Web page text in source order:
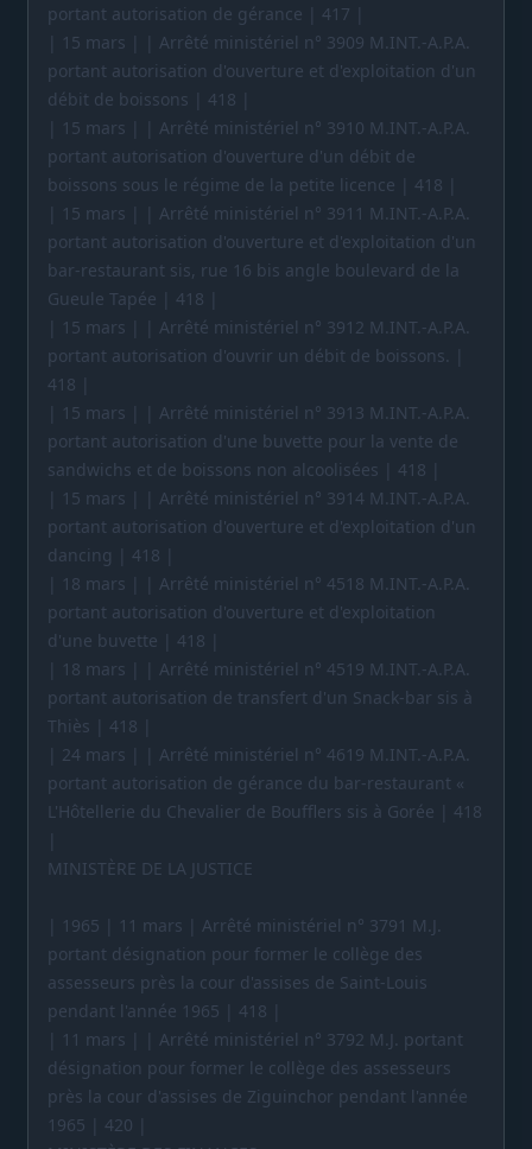
portant autorisation de gérance | 417 |
| 15 mars | | Arrêté ministériel n° 3909 M.INT.-A.P.A.
portant autorisation d'ouverture et d'exploitation d'un
débit de boissons | 418 |
| 15 mars | | Arrêté ministériel n° 3910 M.INT.-A.P.A.
portant autorisation d'ouverture d'un débit de
boissons sous le régime de la petite licence | 418 |
| 15 mars | | Arrêté ministériel n° 3911 M.INT.-A.P.A.
portant autorisation d'ouverture et d'exploitation d'un
bar-restaurant sis, rue 16 bis angle boulevard de la
Gueule Tapée | 418 |
| 15 mars | | Arrêté ministériel n° 3912 M.INT.-A.P.A.
portant autorisation d'ouvrir un débit de boissons. |
418 |
| 15 mars | | Arrêté ministériel n° 3913 M.INT.-A.P.A.
portant autorisation d'une buvette pour la vente de
sandwichs et de boissons non alcoolisées | 418 |
| 15 mars | | Arrêté ministériel n° 3914 M.INT.-A.P.A.
portant autorisation d'ouverture et d'exploitation d'un
dancing | 418 |
| 18 mars | | Arrêté ministériel n° 4518 M.INT.-A.P.A.
portant autorisation d'ouverture et d'exploitation
d'une buvette | 418 |
| 18 mars | | Arrêté ministériel n° 4519 M.INT.-A.P.A.
portant autorisation de transfert d'un Snack-bar sis à
Thiès | 418 |
| 24 mars | | Arrêté ministériel n° 4619 M.INT.-A.P.A.
portant autorisation de gérance du bar-restaurant «
L'Hôtellerie du Chevalier de Boufflers sis à Gorée | 418
MINISTÈRE DE LA JUSTICE
| 1965 | 11 mars | Arrêté ministériel n° 3791 M.J.
portant désignation pour former le collège des
assesseurs près la cour d'assises de Saint-Louis
pendant l'année 1965 | 418 |
| 11 mars | | Arrêté ministériel n° 3792 M.J. portant
désignation pour former le collège des assesseurs
près la cour d'assises de Ziguinchor pendant l'année
1965 | 420 |